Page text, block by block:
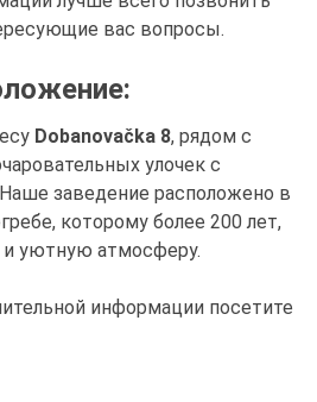
вас вопросы.
Dobanovačka 8, рядом с
улочек с
заведение расположено в
которому более 200 лет,
и уютную атмосферу.
информации посетите